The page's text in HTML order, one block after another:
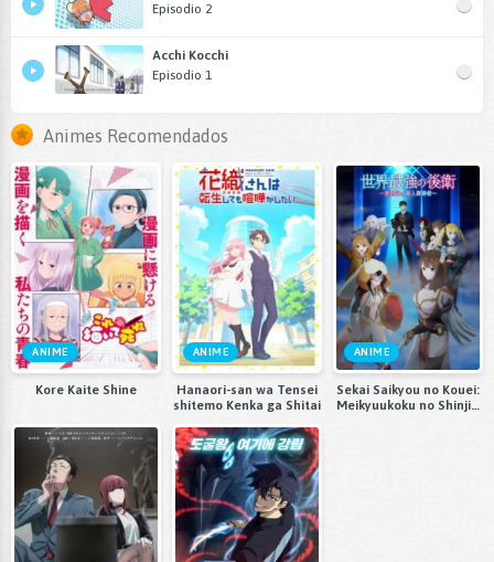
Episodio 2
Acchi Kocchi
Episodio 1
Animes Recomendados
ANIME
Kore Kaite Shine
ANIME
Hanaori-san wa Tensei
shitemo Kenka ga Shitai
ANIME
Sekai Saikyou no Kouei:
Meikyuukoku no Shinjin